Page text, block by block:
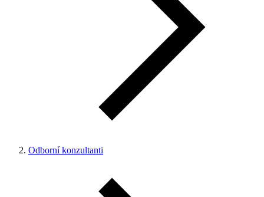
Odborní konzultanti